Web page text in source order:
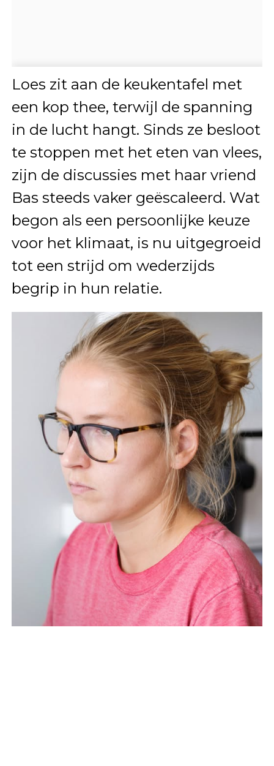
Loes zit aan de keukentafel met
een kop thee, terwijl de spanning
in de lucht hangt. Sinds ze besloot
te stoppen met het eten van vlees,
zijn de discussies met haar vriend
Bas steeds vaker geëscaleerd. Wat
begon als een persoonlijke keuze
voor het klimaat, is nu uitgegroeid
tot een strijd om wederzijds
begrip in hun relatie.